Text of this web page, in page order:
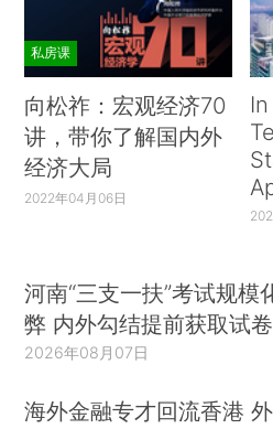
3月9日0时至24时，当
1297例，解除医学观察的
症病例减少317例。全国
少，新增治愈出院病例连
私房课
向松祚：宏观经济70
讲，带你了解国内外
经济大局
2022年04月06日
河南“三支一扶”考试规模
弊 内外勾结提前获取试卷
2026年08月07日
海外金融专才回流香港